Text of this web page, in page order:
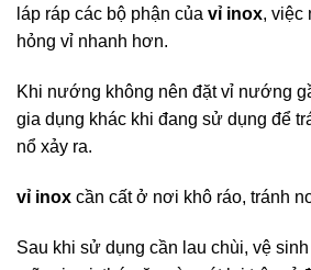
láp ráp các bộ phận của vỉ inox, việc
hỏng vỉ nhanh hơn.
Khi nướng không nên đặt vỉ nướng
gia dụng khác khi đang sử dụng để
nổ xảy ra.
vỉ inox cần cất ở nơi khô ráo, tránh
Sau khi sử dụng cần lau chùi, vệ